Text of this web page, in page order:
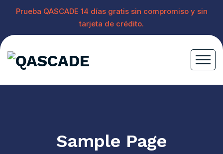
Prueba QASCADE 14 días gratis sin compromiso y sin
tarjeta de crédito.
Sample Page